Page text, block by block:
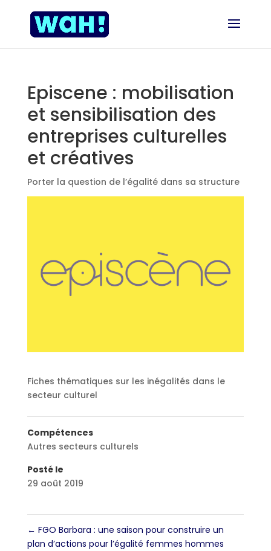
Episcene : mobilisation
et sensibilisation des
entreprises culturelles
et créatives
Porter la question de l’égalité dans sa structure
Fiches thématiques sur les inégalités dans le
secteur culturel
Compétences
Autres secteurs culturels
Posté le
29 août 2019
← FGO Barbara : une saison pour construire un
plan d’actions pour l’égalité femmes hommes